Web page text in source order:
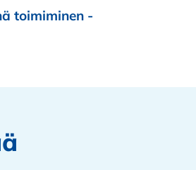
toimiminen -